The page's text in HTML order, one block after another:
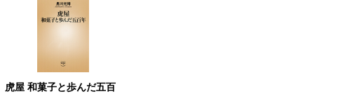
虎屋 和菓子と歩んだ五百